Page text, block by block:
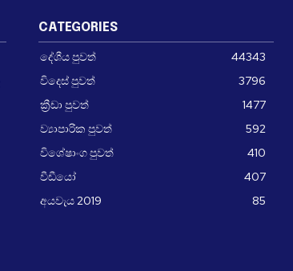
CATEGORIES
දේශීය පුවත්
44343
විදෙස් පුවත්
3796
ක්‍රීඩා පුවත්
1477
ව්‍යාපාරික පුවත්
592
විශේෂාංග පුවත්
410
වීඩීයෝ
407
අයවැය 2019
85